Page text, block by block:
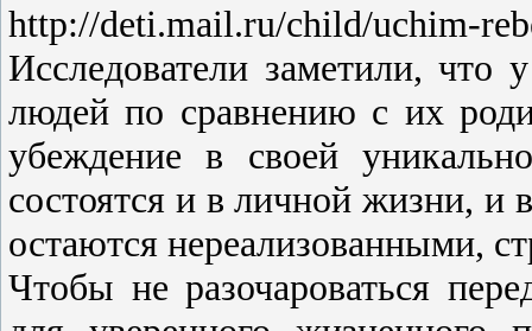
http://deti.mail.ru/child/uchim-
Исследователи заметили,
людей по сравнению с их
убеждение в своей
состоятся и в личной жизни, и
остаются нереализованными,
Чтобы не разочароваться